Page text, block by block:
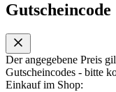
Gutscheincode
Der angegebene Preis
Gutscheincodes - bitte
Einkauf im Shop: